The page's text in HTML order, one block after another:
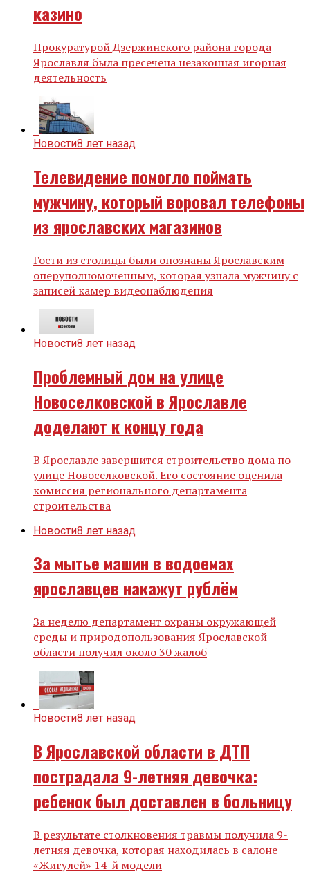
казино
Прокуратурой Дзержинского района города
Ярославля была пресечена незаконная игорная
деятельность
Новости8 лет назад
Телевидение помогло поймать
мужчину, который воровал телефоны
из ярославских магазинов
Гости из столицы были опознаны Ярославским
оперуполномоченным, которая узнала мужчину с
записей камер видеонаблюдения
Новости8 лет назад
Проблемный дом на улице
Новоселковской в Ярославле
доделают к концу года
В Ярославле завершится строительство дома по
улице Новоселковской. Его состояние оценила
комиссия регионального департамента
строительства
Новости8 лет назад
За мытье машин в водоемах
ярославцев накажут рублём
За неделю департамент охраны окружающей
среды и природопользования Ярославской
области получил около 30 жалоб
Новости8 лет назад
В Ярославской области в ДТП
пострадала 9-летняя девочка:
ребенок был доставлен в больницу
В результате столкновения травмы получила 9-
летняя девочка, которая находилась в салоне
«Жигулей» 14-й модели